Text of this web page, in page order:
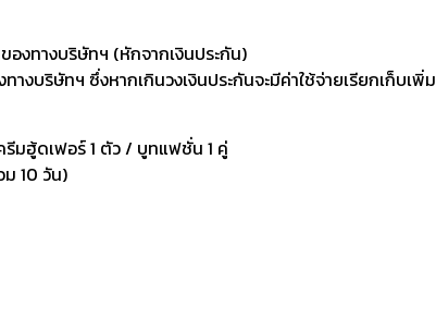
งทางบริษัทฯ (หักจากเงินประกัน)
บริษัทฯ ซึ่งหากเกินวงเงินประกันจะมีค่าใช้จ่ายเรียกเก็บเพิ่ม
รีมฮู้ดเฟอร์ 1 ตัว / บูทแฟชั่น 1 คู่
10 วัน)